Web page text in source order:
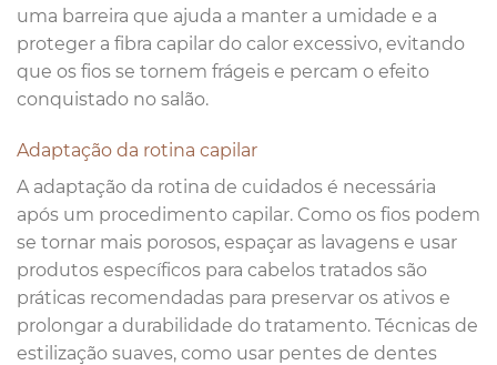
uma barreira que ajuda a manter a umidade e a
proteger a fibra capilar do calor excessivo, evitando
que os fios se tornem frágeis e percam o efeito
conquistado no salão.
Adaptação da rotina capilar
A adaptação da rotina de cuidados é necessária
após um procedimento capilar. Como os fios podem
se tornar mais porosos, espaçar as lavagens e usar
produtos específicos para cabelos tratados são
práticas recomendadas para preservar os ativos e
prolongar a durabilidade do tratamento. Técnicas de
estilização suaves, como usar pentes de dentes